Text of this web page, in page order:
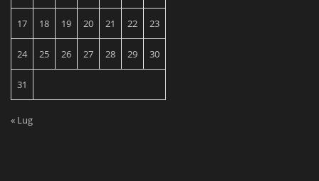
17 18 19 20 21 22 23
24 25 26 27 28 29 30
31
« Lug